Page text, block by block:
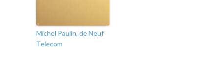
Michel Paulin, de Neuf
Telecom